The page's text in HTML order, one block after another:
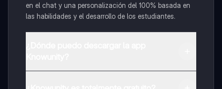
en el chat y una personalización del 100% basada en
las habilidades y el desarrollo de los estudiantes.